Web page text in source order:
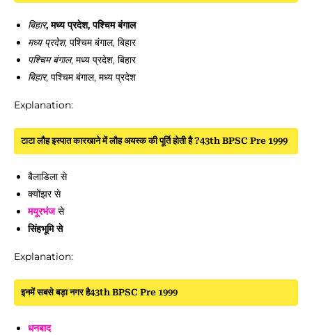
बिहार, मध्य प्रदेश, पश्चिम बंगाल
मध्य प्रदेश, पश्चिम बंगाल, बिहार
पश्चिम बंगाल, मध्य प्रदेश, बिहार
बिहार, पश्चिम बंगाल, मध्य प्रदेश
Explanation:
टाटा लौह इस्पात कारखाने में लौह अयस्क की पूर्ति होती है ?43th BPSC Pre 1999
बैलाडिला से
क्योंझर से
मयूरभंजसे
सिंहभूमि से
Explanation:
इनमें सबसे बड़ा नगर है43th BPSC Pre 1999
धनबाद